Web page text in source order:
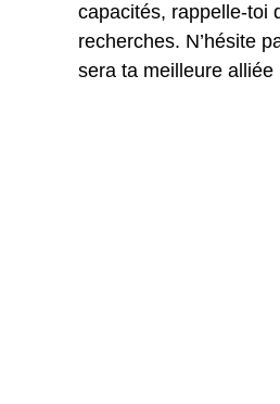
capacités, rappelle-toi
recherches. N’hésite
sera ta meilleure